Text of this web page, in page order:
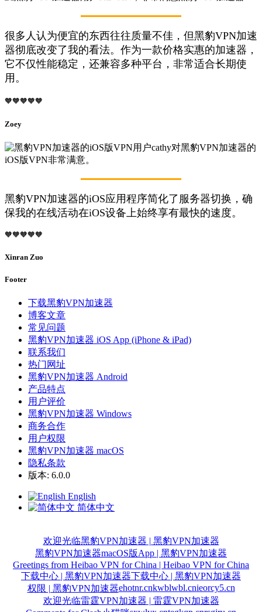
很多人认为便宜的东西往往质量不佳，但黑豹VPN加速
器彻底改变了我的看法。作为一款价格实惠的加速器，
它不仅性能稳定，还兼容多种平台，非常适合长期使
用。
🧡🧡🧡🧡🧡
Zoey
黑豹VPN加速器的iOS应用程序简化了服务器切换，确
保我的在线活动在iOS设备上始终享有最快的速度。
🧡🧡🧡🧡🧡
Xinran Zuo
Footer
下载黑豹VPN加速器
博客文章
常见问题
黑豹VPN加速器 iOS App (iPhone & iPad)
联系我们
热门网址
黑豹VPN加速器 Android
产品特点
用户评价
黑豹VPN加速器 Windows
商务合作
用户权限
黑豹VPN加速器 macOS
隐私条款
版本: 6.0.0
English
简体中文
欢迎光临黑豹VPN加速器 | 黑豹VPN加速器
黑豹VPN加速器macOS版App | 黑豹VPN加速器
Greetings from Heibao VPN for China | Heibao VPN for China
下载中心 | 黑豹VPN加速器下载中心 | 黑豹VPN加速器
权限 | 黑豹VPN加速器ehotnr.cnkwblwbl.cnieorcy5.cn
欢迎光临雷霆VPN加速器 | 雷霆VPN加速器